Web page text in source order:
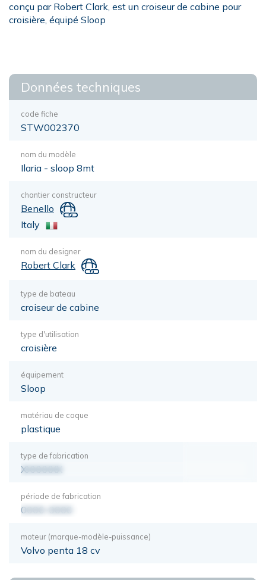
conçu par Robert Clark, est un croiseur de cabine pour
croisière, équipé Sloop
Données techniques
code fiche
STW002370
nom du modèle
Ilaria - sloop 8mt
chantier constructeur
Benello
Italy
nom du designer
Robert Clark
type de bateau
croiseur de cabine
type d'utilisation
croisière
équipement
Sloop
matériau de coque
plastique
type de fabrication
XXXXXXX
période de fabrication
0000-0000
moteur (marque-modèle-puissance)
Volvo penta 18 cv